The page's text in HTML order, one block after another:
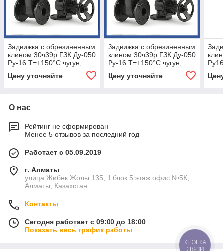
Задвижка с обрезиненным
клином 30ч39р ГЗК Ду-050
Ру-16 Т=+150°С чугун,
раствор)
Цену уточняйте
Задвижка с обрезиненным
клином 30ч39р ГЗК Ду-050
Ру-16 Т=+150°С чугун,
раствор)
Цену уточняйте
О нас
Рейтинг не сформирован
Менее 5 отзывов за последний год
Работает с 05.09.2019
г. Алматы
улица Жибек Жолы 135, 1 блок 5 этаж офис №5К,
Алматы, Казахстан
Контакты
Сегодня работает с 09:00 до 18:00
Показать весь график работы
КНОПКА
СВЯЗИ